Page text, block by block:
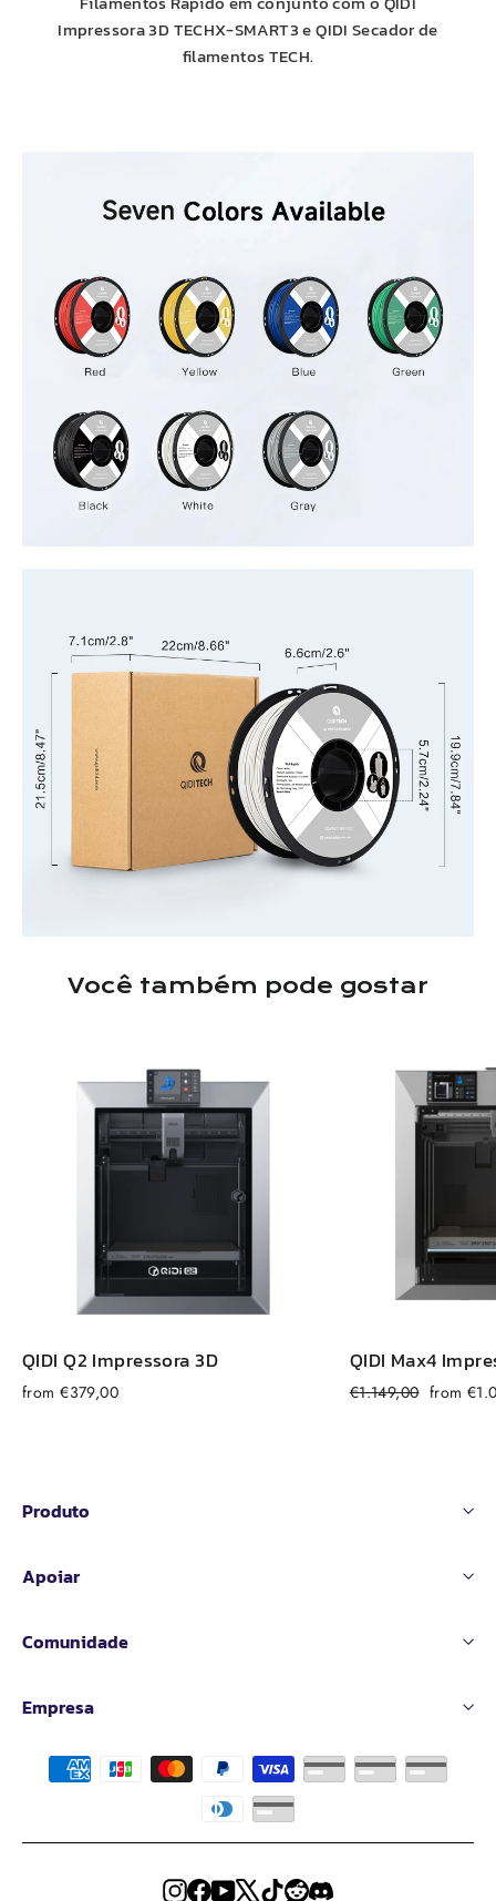
Impressora 3D TECHX-SMART3 eQIDI Secador de
filamentos TECH.
Você também pode gostar
QIDI Q2 Impressora 3D
from €379,00
QIDI Max4
Preço
€1.149,00 Preço
from
Produto
Apoiar
Comunidade
Empresa
Instagram
FacebookYouTube
X TikTokRedditDiscord